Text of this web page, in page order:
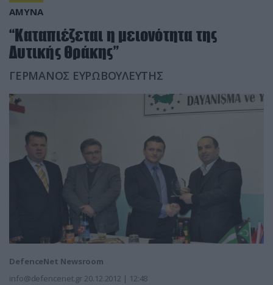
ΑΜΥΝΑ
“Καταπιέζεται η μειονότητα της
Δυτικής Θράκης”
ΓΕΡΜΑΝΟΣ ΕΥΡΩΒΟΥΛΕΥΤΗΣ
DefenceNet Newsroom
info@defencenet.gr 20.12.2012 | 12:48